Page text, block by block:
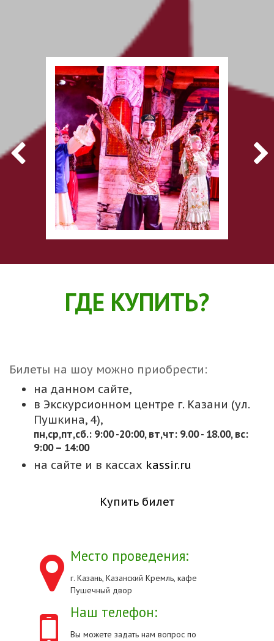
ГДЕ КУПИТЬ?
Билеты на шоу можно приобрести:
на данном сайте,
в Экскурсионном центре г. Казани (ул.
Пушкина, 4),
пн,cр,пт,сб.: 9:00 -20:00, вт,чт: 9.00 - 18.00, вс:
9:00 – 14:00
на сайте и в кассах kassir.ru
Купить билет
Место проведения:
г. Казань, Казанский Кремль, кафе
Пушечный двор
Наш телефон:
Вы можете задать нам вопрос по